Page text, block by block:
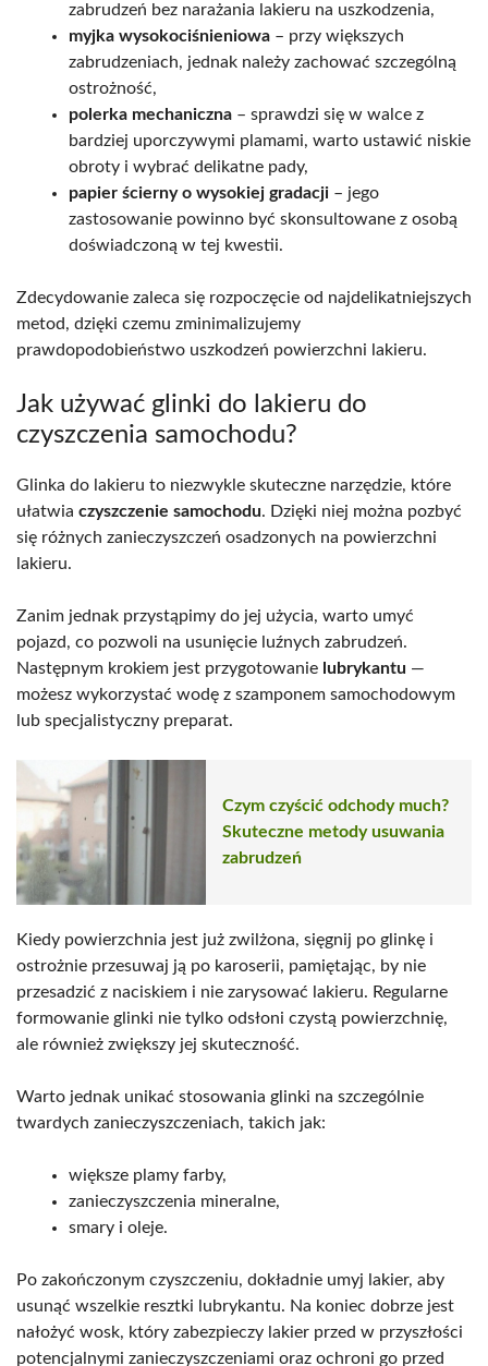
zabrudzeń bez narażania lakieru na uszkodzenia,
myjka wysokociśnieniowa – przy większych
zabrudzeniach, jednak należy zachować szczególną
ostrożność,
polerka mechaniczna – sprawdzi się w walce z
bardziej uporczywymi plamami, warto ustawić niskie
obroty i wybrać delikatne pady,
papier ścierny o wysokiej gradacji – jego
zastosowanie powinno być skonsultowane z osobą
doświadczoną w tej kwestii.
Zdecydowanie zaleca się rozpoczęcie od najdelikatniejszych
metod, dzięki czemu zminimalizujemy
prawdopodobieństwo uszkodzeń powierzchni lakieru.
Jak używać glinki do lakieru do
czyszczenia samochodu?
Glinka do lakieru to niezwykle skuteczne narzędzie, które
ułatwia czyszczenie samochodu. Dzięki niej można pozbyć
się różnych zanieczyszczeń osadzonych na powierzchni
lakieru.
Zanim jednak przystąpimy do jej użycia, warto umyć
pojazd, co pozwoli na usunięcie luźnych zabrudzeń.
Następnym krokiem jest przygotowanie lubrykantu —
możesz wykorzystać wodę z szamponem samochodowym
lub specjalistyczny preparat.
Czym czyścić odchody much?
Skuteczne metody usuwania
zabrudzeń
Kiedy powierzchnia jest już zwilżona, sięgnij po glinkę i
ostrożnie przesuwaj ją po karoserii, pamiętając, by nie
przesadzić z naciskiem i nie zarysować lakieru. Regularne
formowanie glinki nie tylko odsłoni czystą powierzchnię,
ale również zwiększy jej skuteczność.
Warto jednak unikać stosowania glinki na szczególnie
twardych zanieczyszczeniach, takich jak:
większe plamy farby,
zanieczyszczenia mineralne,
smary i oleje.
Po zakończonym czyszczeniu, dokładnie umyj lakier, aby
usunąć wszelkie resztki lubrykantu. Na koniec dobrze jest
nałożyć wosk, który zabezpieczy lakier przed w przyszłości
potencjalnymi zanieczyszczeniami oraz ochroni go przed